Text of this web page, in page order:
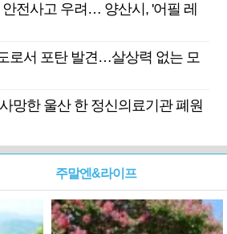
전사고 우려… 양산시, '어필 레
로서 포탄 발견…살상력 없는 모
망한 울산 한 정신의료기관 폐원
주말엔&라이프